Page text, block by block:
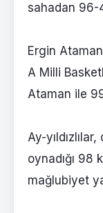
sahadan 96-
Ergin
A Milli
Ataman ile
Ay-
oynadığı 98
mağlubiyet